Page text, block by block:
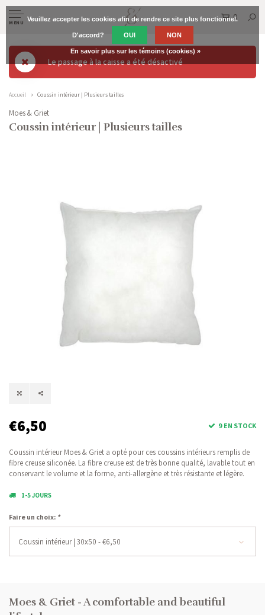
MENU
0
Le passage à la caisse a été désactivé
Accueil Coussin intérieur | Plusieurs tailles
Moes & Griet
Coussin intérieur | Plusieurs tailles
€6,50 9 EN STOCK
Coussin intérieur Moes & Griet a opté pour ces coussins intérieurs remplis de
fibre creuse siliconée. La fibre creuse est de très bonne qualité, lavable tout en
conservant le volume et la forme, anti-allergène et très résistante et légère.
1-5 JOURS
Faire un choix: *
Coussin intérieur | 30x50 - €6,50
Moes & Griet - A comfortable and beautiful
Veuillez accepter les cookies afin de rendre ce site plus fonctionnel.
D'accord? OUI NON
En savoir plus sur les témoins (cookies) »